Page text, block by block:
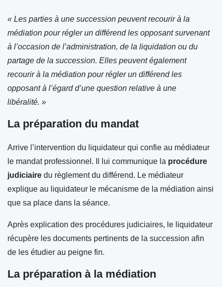
« Les parties à une succession peuvent recourir à la
médiation pour régler un différend les opposant survenant
à l’occasion de l’administration, de la liquidation ou du
partage de la succession. Elles peuvent également
recourir à la médiation pour régler un différend les
opposant à l’égard d’une question relative à une
libéralité. »
La préparation du mandat
Arrive l’intervention du liquidateur qui confie au médiateur
le mandat professionnel. Il lui communique la procédure
judiciaire du règlement du différend. Le médiateur
explique au liquidateur le mécanisme de la médiation ainsi
que sa place dans la séance.
Après explication des procédures judiciaires, le liquidateur
récupère les documents pertinents de la succession afin
de les étudier au peigne fin.
La préparation à la médiation